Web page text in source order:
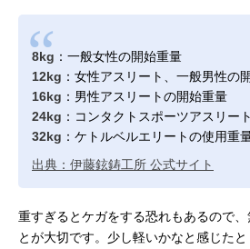
8kg ：一般女性の開始重量
12kg ：女性アスリート、一般男性の
16kg ：男性アスリートの開始重量
24kg ：コンタクトスポーツアスリー
32kg ：ケトルベルエリートの使用重
出典：伊藤鉉鋳工所 公式サイト
重すぎるとケガをする恐れもあるので
とが大切です。少し軽いかなと感じた